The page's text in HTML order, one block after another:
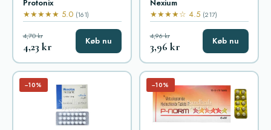
Protonix
★★★★★ 5.0 (161)
4,70 kr
4,23 kr Køb nu
Nexium
★★★★☆ 4.5 (217)
4,96 kr
3,96 kr Køb nu
−10% −10%